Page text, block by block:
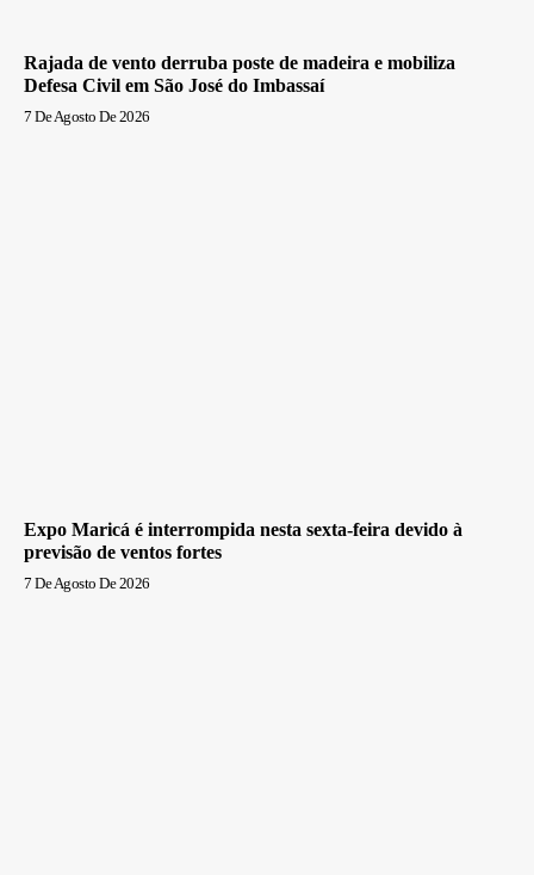
Rajada de vento derruba poste de madeira e mobiliza
Defesa Civil em São José do Imbassaí
7 De Agosto De 2026
Expo Maricá é interrompida nesta sexta-feira devido à
previsão de ventos fortes
7 De Agosto De 2026